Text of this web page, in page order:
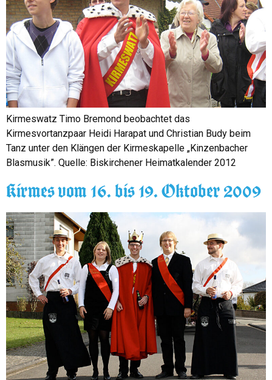
Kirmeswatz Timo Bremond beobachtet das
Kirmesvortanzpaar Heidi Harapat und Christian Budy beim
Tanz unter den Klängen der Kirmeskapelle „Kinzenbacher
Blasmusik”. Quelle: Biskirchener Heimatkalender 2012
Kirmes vom 16. bis 19. Oktober 2009